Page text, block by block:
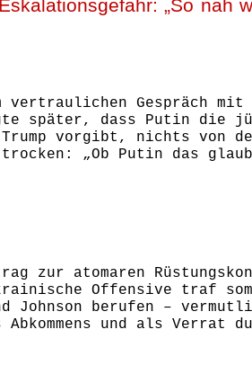
„So nah
Gespräch mit
später, dass Putin die
Trump vorgibt, nichts von
trocken: „Ob Putin das
zur atomaren
Offensive traf
Johnson berufen –
und als Verrat